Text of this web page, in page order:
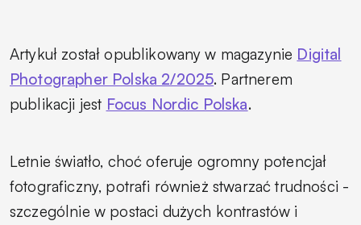
Artykuł został opublikowany w magazynie Digital
Photographer Polska 2/2025. Partnerem
publikacji jest Focus Nordic Polska.
Letnie światło, choć oferuje ogromny potencjał
fotograficzny, potrafi również stwarzać trudności -
szczególnie w postaci dużych kontrastów i